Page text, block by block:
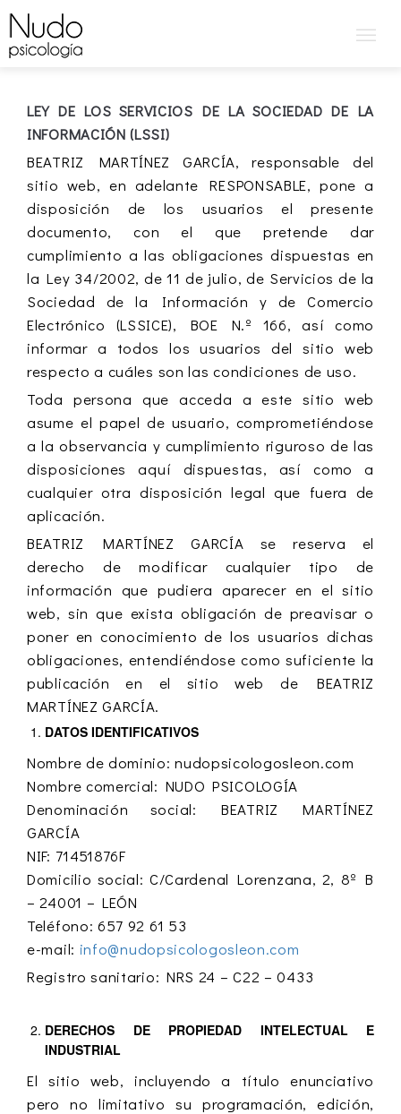
LEY DE LOS SERVICIOS DE LA SOCIEDAD DE LA
INFORMACIÓN (LSSI)
BEATRIZ MARTÍNEZ GARCÍA, responsable del
sitio web, en adelante RESPONSABLE, pone a
disposición de los usuarios el presente
documento, con el que pretende dar
cumplimiento a las obligaciones dispuestas en
la Ley 34/2002, de 11 de julio, de Servicios de la
Sociedad de la Información y de Comercio
Electrónico (LSSICE), BOE N.º 166, así como
informar a todos los usuarios del sitio web
respecto a cuáles son las condiciones de uso.
Toda persona que acceda a este sitio web
asume el papel de usuario, comprometiéndose
a la observancia y cumplimiento riguroso de las
disposiciones aquí dispuestas, así como a
cualquier otra disposición legal que fuera de
aplicación.
BEATRIZ MARTÍNEZ GARCÍA se reserva el
derecho de modificar cualquier tipo de
información que pudiera aparecer en el sitio
web, sin que exista obligación de preavisar o
poner en conocimiento de los usuarios dichas
obligaciones, entendiéndose como suficiente la
publicación en el sitio web de BEATRIZ
MARTÍNEZ GARCÍA.
DATOS IDENTIFICATIVOS
Nombre de dominio: nudopsicologosleon.com
Nombre comercial: NUDO PSICOLOGÍA
Denominación social: BEATRIZ MARTÍNEZ
GARCÍA
NIF: 71451876F
Domicilio social: C/Cardenal Lorenzana, 2, 8º B
– 24001 – LEÓN
Teléfono: 657 92 61 53
e-mail: info@nudopsicologosleon.com
Registro sanitario: NRS 24 – C22 – 0433
DERECHOS DE PROPIEDAD INTELECTUAL E
INDUSTRIAL
El sitio web, incluyendo a título enunciativo
pero no limitativo su programación, edición,